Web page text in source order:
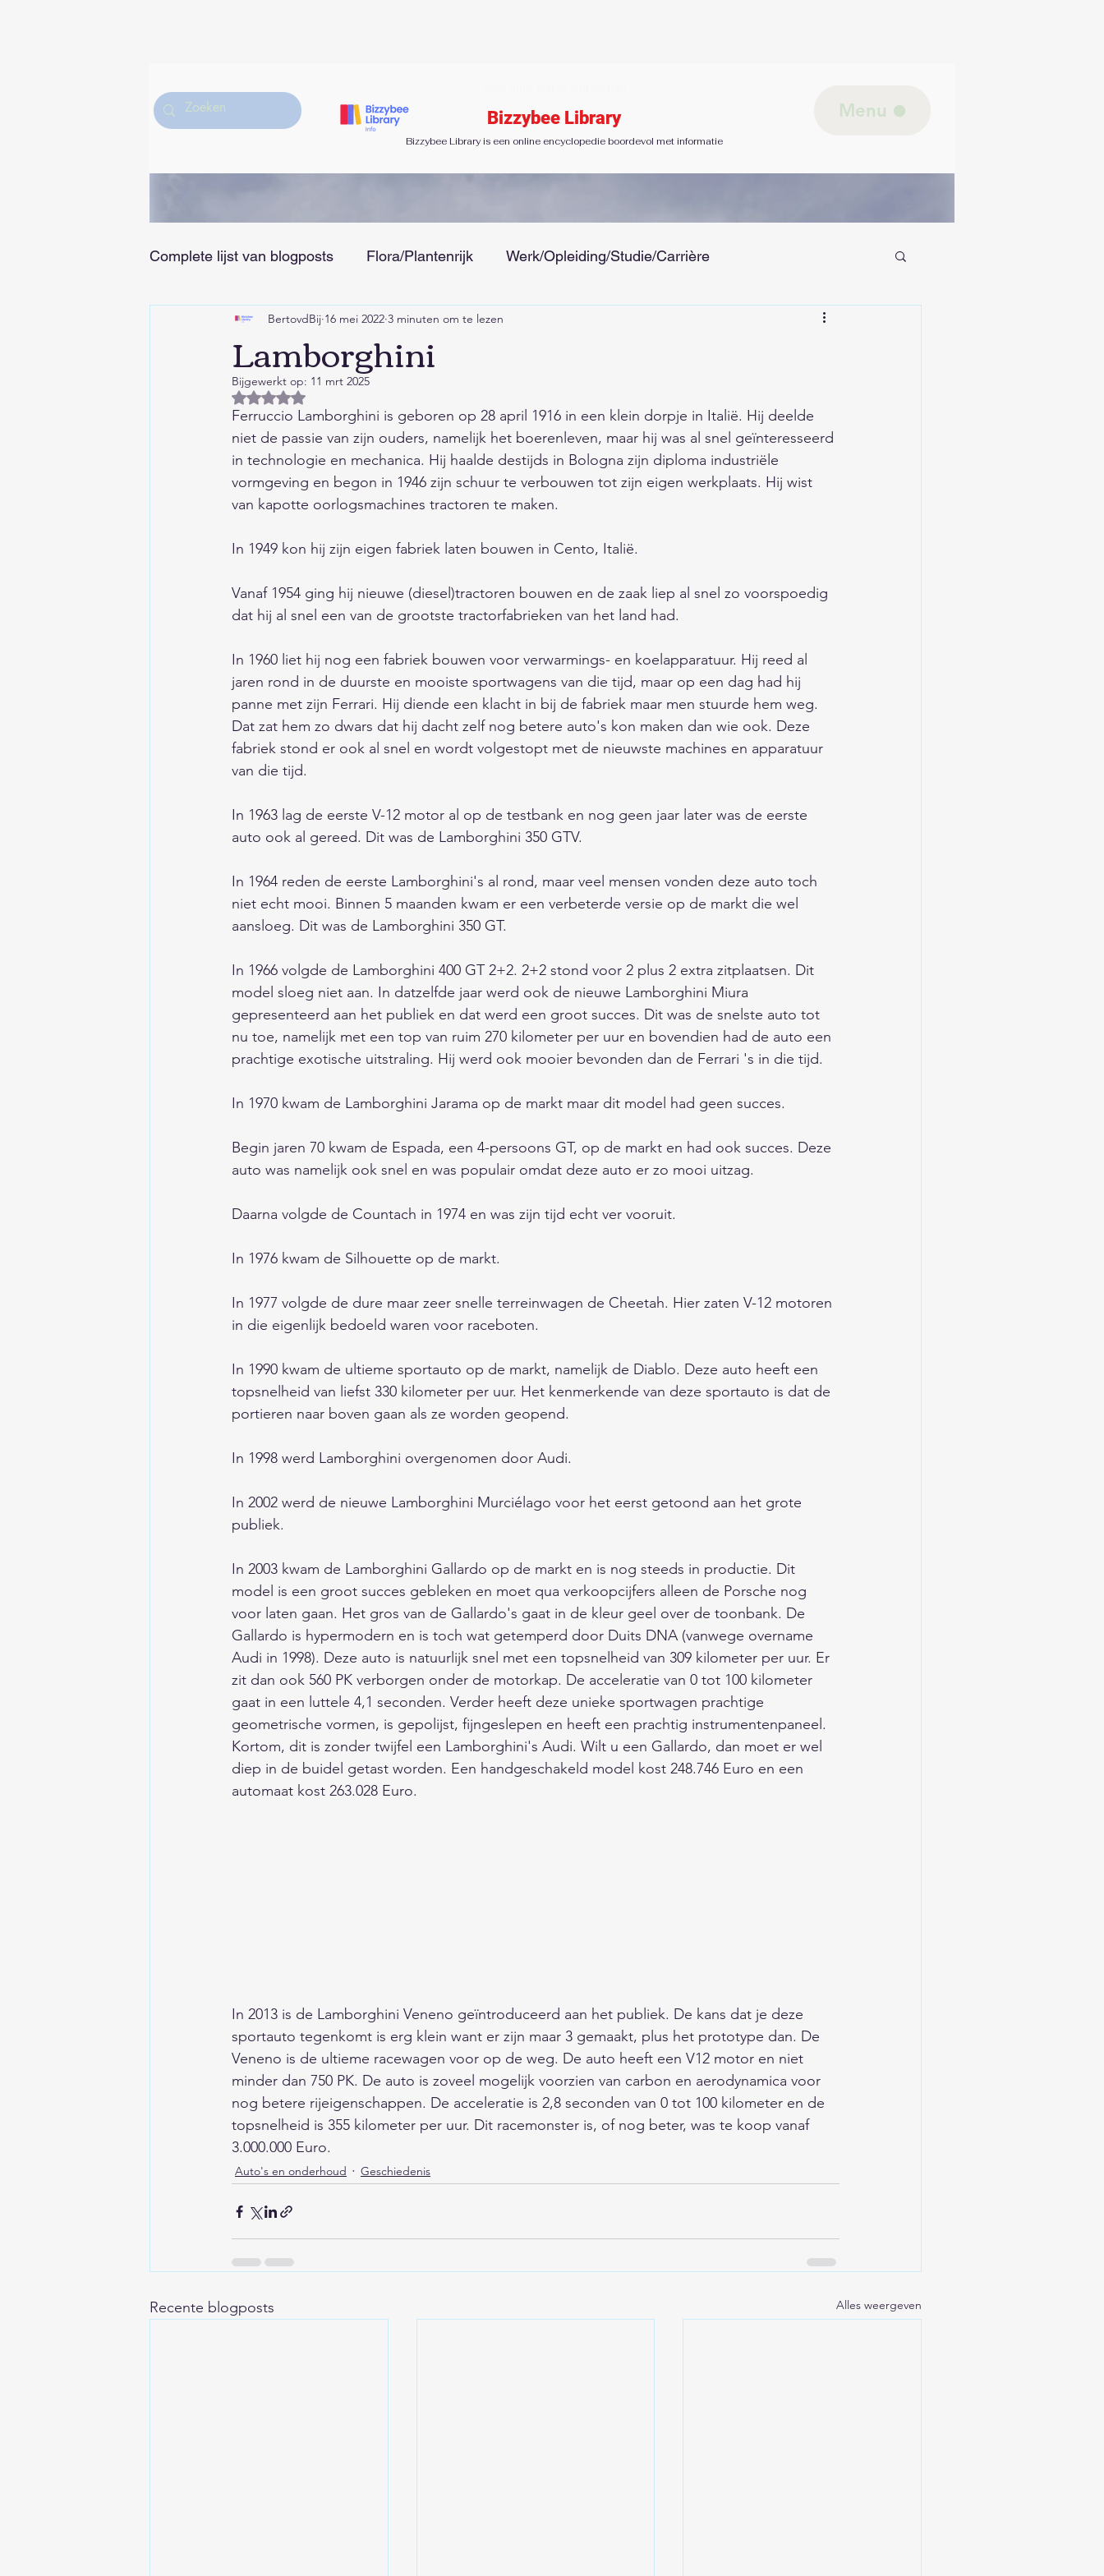
Bizzybee Library
Bizzybee Library is een online encyclopedie boordevol met informatie
Menu
Complete lijst van blogposts Flora/Plantenrijk Werk/Opleiding/Studie/Carrière
Hobby/Muziek/Sport en Vrije Tijd Gezondheid/Ziektes/Uiterlijk/Mode Menselijk lichaam/Biologie
Huis/Tuin/Keuken Auto's en onderhoud
Columns/Opinie/Humor Digitaal/Internet/Smartphone/Media Actualiteiten/Nieuwsarchief
Kind/Gezin/Opvoeding/Relaties
Liefde/Seksualiteit Geschiedenis Vakantie/Cultuur/Uitgaan Maatschappij/Verkeer/Veiligheid
Aardrijkskunde Eten en drinken Landen/werelddelen/gebieden
Wetenschap/Techniek/Duurzaamheid/ Natuur/Milieu/Klimaat/Ruimte
Lamborghini
BertovdBij 16 mei 2022 3 minuten om te lezen
Bijgewerkt op: 11 mrt 2025
Beoordeeld met NaN uit 5 sterren.
Ferruccio Lamborghini is geboren op 28 april 1916 in een klein dorpje in Italië. Hij deelde
niet de passie van zijn ouders, namelijk het boerenleven, maar hij was al snel geïnteresseerd
in technologie en mechanica. Hij haalde destijds in Bologna zijn diploma industriële
vormgeving en begon in 1946 zijn schuur te verbouwen tot zijn eigen werkplaats. Hij wist
van kapotte oorlogsmachines tractoren te maken.
In 1949 kon hij zijn eigen fabriek laten bouwen in Cento, Italië.
Vanaf 1954 ging hij nieuwe (diesel)tractoren bouwen en de zaak liep al snel zo voorspoedig
dat hij al snel een van de grootste tractorfabrieken van het land had.
In 1960 liet hij nog een fabriek bouwen voor verwarmings- en koelapparatuur. Hij reed al
jaren rond in de duurste en mooiste sportwagens van die tijd, maar op een dag had hij
panne met zijn Ferrari. Hij diende een klacht in bij de fabriek maar men stuurde hem weg.
Dat zat hem zo dwars dat hij dacht zelf nog betere auto's kon maken dan wie ook. Deze
fabriek stond er ook al snel en wordt volgestopt met de nieuwste machines en apparatuur
van die tijd.
In 1963 lag de eerste V-12 motor al op de testbank en nog geen jaar later was de eerste
auto ook al gereed. Dit was de Lamborghini 350 GTV.
In 1964 reden de eerste Lamborghini's al rond, maar veel mensen vonden deze auto toch
niet echt mooi. Binnen 5 maanden kwam er een verbeterde versie op de markt die wel
aansloeg. Dit was de Lamborghini 350 GT.
In 1966 volgde de Lamborghini 400 GT 2+2. 2+2 stond voor 2 plus 2 extra zitplaatsen. Dit
model sloeg niet aan. In datzelfde jaar werd ook de nieuwe Lamborghini Miura
gepresenteerd aan het publiek en dat werd een groot succes. Dit was de snelste auto tot
nu toe, namelijk met een top van ruim 270 kilometer per uur en bovendien had de auto een
prachtige exotische uitstraling. Hij werd ook mooier bevonden dan de Ferrari 's in die tijd.
In 1970 kwam de Lamborghini Jarama op de markt maar dit model had geen succes.
Begin jaren 70 kwam de Espada, een 4-persoons GT, op de markt en had ook succes. Deze
auto was namelijk ook snel en was populair omdat deze auto er zo mooi uitzag.
Daarna volgde de Countach in 1974 en was zijn tijd echt ver vooruit.
In 1976 kwam de Silhouette op de markt.
In 1977 volgde de dure maar zeer snelle terreinwagen de Cheetah. Hier zaten V-12 motoren
in die eigenlijk bedoeld waren voor raceboten.
In 1990 kwam de ultieme sportauto op de markt, namelijk de Diablo. Deze auto heeft een
topsnelheid van liefst 330 kilometer per uur. Het kenmerkende van deze sportauto is dat de
portieren naar boven gaan als ze worden geopend.
In 1998 werd Lamborghini overgenomen door Audi.
In 2002 werd de nieuwe Lamborghini Murciélago voor het eerst getoond aan het grote
publiek.
In 2003 kwam de Lamborghini Gallardo op de markt en is nog steeds in productie. Dit
model is een groot succes gebleken en moet qua verkoopcijfers alleen de Porsche nog
voor laten gaan. Het gros van de Gallardo's gaat in de kleur geel over de toonbank. De
Gallardo is hypermodern en is toch wat getemperd door Duits DNA (vanwege overname
Audi in 1998). Deze auto is natuurlijk snel met een topsnelheid van 309 kilometer per uur. Er
zit dan ook 560 PK verborgen onder de motorkap. De acceleratie van 0 tot 100 kilometer
gaat in een luttele 4,1 seconden. Verder heeft deze unieke sportwagen prachtige
geometrische vormen, is gepolijst, fijngeslepen en heeft een prachtig instrumentenpaneel.
Kortom, dit is zonder twijfel een Lamborghini's Audi. Wilt u een Gallardo, dan moet er wel
diep in de buidel getast worden. Een handgeschakeld model kost 248.746 Euro en een
automaat kost 263.028 Euro.
In 2013 is de Lamborghini Veneno geïntroduceerd aan het publiek. De kans dat je deze
sportauto tegenkomt is erg klein want er zijn maar 3 gemaakt, plus het prototype dan. De
Veneno is de ultieme racewagen voor op de weg. De auto heeft een V12 motor en niet
minder dan 750 PK. De auto is zoveel mogelijk voorzien van carbon en aerodynamica voor
nog betere rijeigenschappen. De acceleratie is 2,8 seconden van 0 tot 100 kilometer en de
topsnelheid is 355 kilometer per uur. Dit racemonster is, of nog beter, was te koop vanaf
3.000.000 Euro.
Auto's en onderhoud Geschiedenis
Recente blogposts Alles weergeven